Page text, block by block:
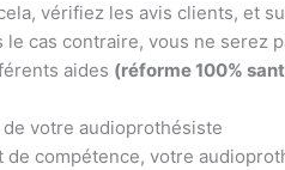
vérifiez les avis clients, et
le cas contraire, vous ne serez
aides (réforme 100%
votre audioprothésiste
de compétence, votre